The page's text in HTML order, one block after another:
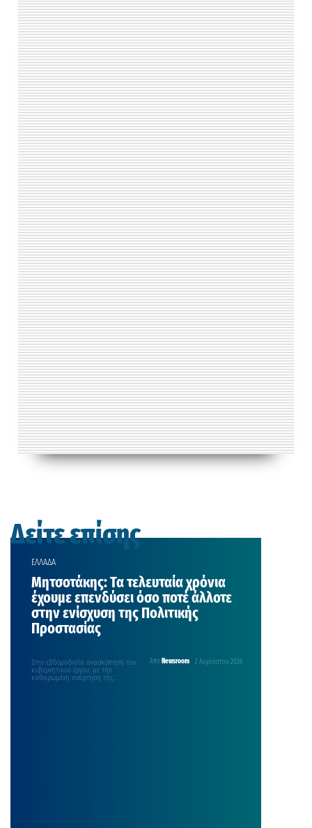
Δείτε επίσης
ΕΛΛΑΔΑ
Μητσοτάκης: Τα τελευταία χρόνια
έχουμε επενδύσει όσο ποτέ άλλοτε
στην ενίσχυση της Πολιτικής
Προστασίας
Από Newsroom 2 Αυγούστου 2026
Στην εβδομαδιαία ανασκόπηση του
κυβερνητικού έργου, με την
καθιερωμένη ανάρτηση της